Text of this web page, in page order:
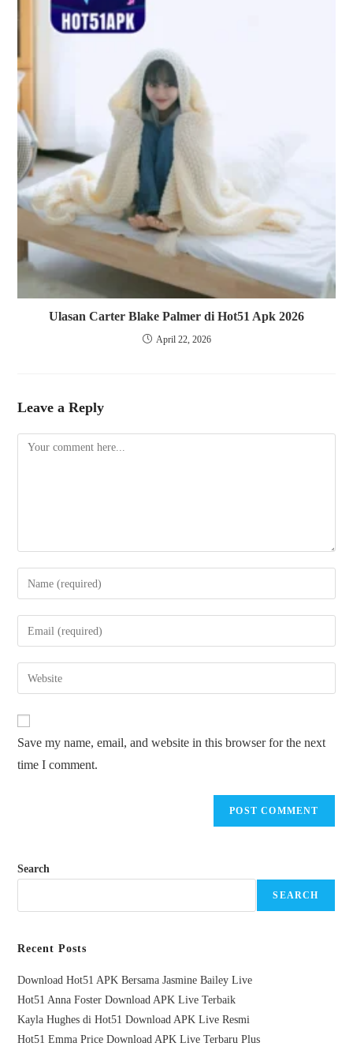
Ulasan Carter Blake Palmer di Hot51 Apk 2026
April 22, 2026
Leave a Reply
Save my name, email, and website in this browser for the next
time I comment.
Search
SEARCH
Recent Posts
Download Hot51 APK Bersama Jasmine Bailey Live
Hot51 Anna Foster Download APK Live Terbaik
Kayla Hughes di Hot51 Download APK Live Resmi
Hot51 Emma Price Download APK Live Terbaru Plus